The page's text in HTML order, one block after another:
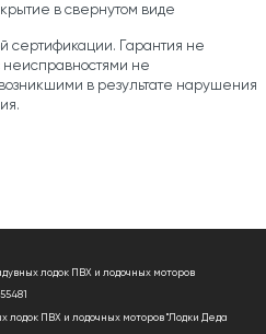
в свернутом виде
сертификации. Гарантия не
неисправностями не
в результате нарушения
лодок ПВХ и лодочных моторов
ПВХ и лодочных моторов "Лодки Деда